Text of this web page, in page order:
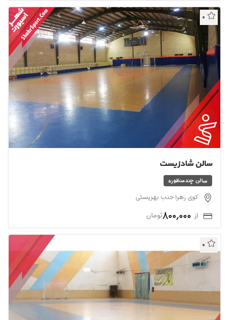
0
سالن شادزیست
سالن چندمنظوره
کوی زهرا جنب بهزیستی
از 800,000تومان
0